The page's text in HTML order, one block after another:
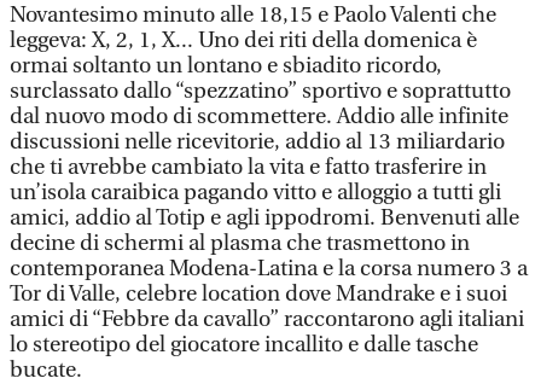
Novantesimo minuto alle 18,15 e Paolo Valenti che
leggeva: X, 2, 1, X... Uno dei riti della domenica è
ormai soltanto un lontano e sbiadito ricordo,
surclassato dallo “spezzatino” sportivo e soprattutto
dal nuovo modo di scommettere. Addio alle infinite
discussioni nelle ricevitorie, addio al 13 miliardario
che ti avrebbe cambiato la vita e fatto trasferire in
un’isola caraibica pagando vitto e alloggio a tutti gli
amici, addio al Totip e agli ippodromi. Benvenuti alle
decine di schermi al plasma che trasmettono in
contemporanea Modena-Latina e la corsa numero 3 a
Tor di Valle, celebre location dove Mandrake e i suoi
amici di “Febbre da cavallo” raccontarono agli italiani
lo stereotipo del giocatore incallito e dalle tasche
bucate.